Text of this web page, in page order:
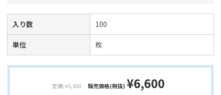
入り数 100
単位 枚
定価: ¥6,600 販売価格(税抜) ¥6,600